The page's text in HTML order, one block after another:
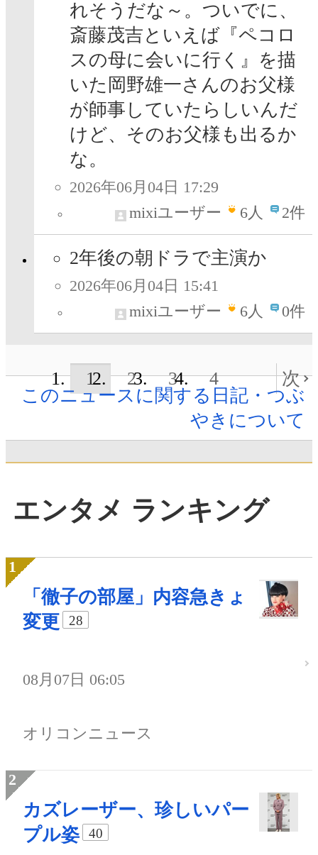
れそうだな～。ついでに、
斎藤茂吉といえば『ペコロ
スの母に会いに行く』を描
いた岡野雄一さんのお父様
が師事していたらしいんだ
けど、そのお父様も出るか
な。
2026年06月04日 17:29
mixiユーザー
6人 2件
2年後の朝ドラで主演か
2026年06月04日 15:41
mixiユーザー
6人 0件
1 2 3 4
次
このニュースに関する日記・つぶ
やきについて
エンタメ ランキング
「徹子の部屋」内容急きょ
変更
28
08月07日 06:05
オリコンニュース
カズレーザー、珍しいパー
プル姿
40